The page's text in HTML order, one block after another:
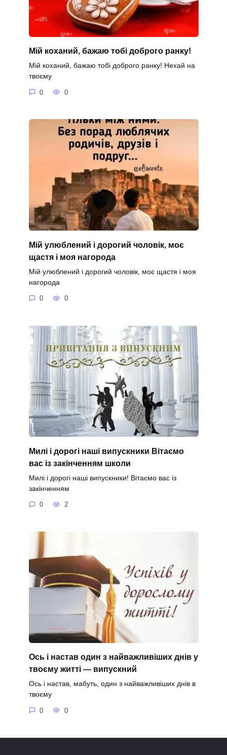
Мій коханий, бажаю тобі доброго ранку!
Мій коханий, бажаю тобі доброго ранку! Нехай на
твоєму
0 0
Мій улюблений і дорогий чоловік, моє
щастя і моя нагорода
Мій улюблений і дорогий чоловік, моє щастя і моя
нагорода
0 0
Милі і дорогі наші випускники Вітаємо
вас із закінченням школи
Милі і дорогі наші випускники! Вітаємо вас із
закінченням
0 2
Ось і настав один з найважливіших днів у
твоєму житті — випускний
Ось і настав, мабуть, один з найважливіших днів в
твоєму
0 0